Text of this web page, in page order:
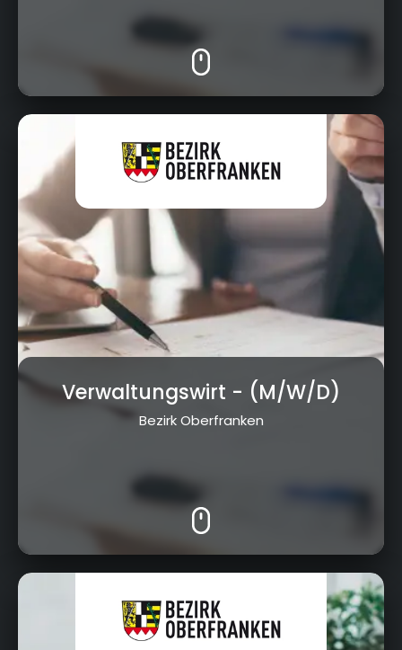
Verwaltungswirt - (M/W/D)
Bezirk Oberfranken